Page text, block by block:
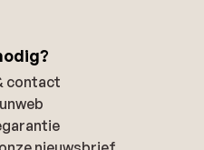
contact